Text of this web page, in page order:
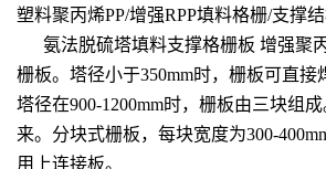
塑料聚丙烯PP/增强RPP填料格栅/支撑结
氨法脱硫塔填料支撑格栅板 增强聚
栅板。塔径小于350mm时，栅板可直
塔径在900-1200mm时，栅板由三块组
来。分块式栅板，每块宽度为300-
用上连接板。